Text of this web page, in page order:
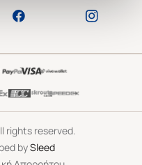
rights reserved.
bySleed